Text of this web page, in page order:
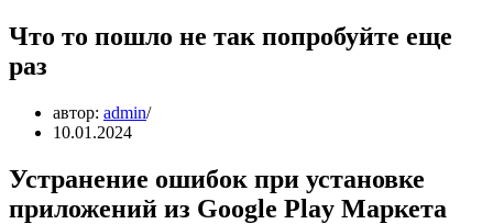
Что то пошло не так попробуйте еще
раз
автор: admin
10.01.2024
Устранение ошибок при установке
приложений из Google Play Маркета